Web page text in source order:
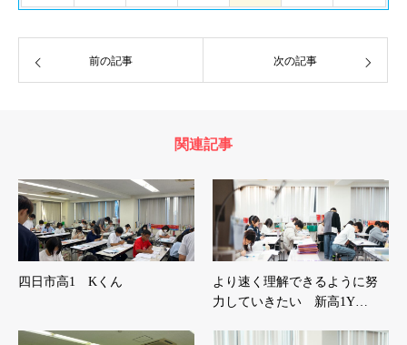
前の記事 次の記事
関連記事
四日市高1 Kくん
より速く理解できるように努
力していきたい 新高1Y…